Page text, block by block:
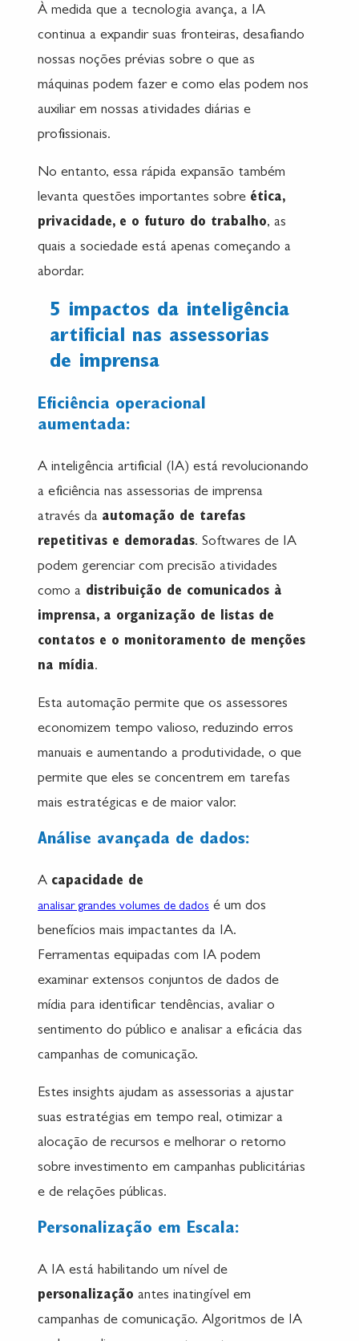
À medida que a tecnologia avança, a IA
continua a expandir suas fronteiras, desafiando
nossas noções prévias sobre o que as
máquinas podem fazer e como elas podem nos
auxiliar em nossas atividades diárias e
profissionais.
No entanto, essa rápida expansão também
levanta questões importantes sobre ética,
privacidade, e o futuro do trabalho, as
quais a sociedade está apenas começando a
abordar.
5 impactos da inteligência
artificial nas assessorias
de imprensa
Eficiência operacional
aumentada:
A inteligência artificial (IA) está revolucionando
a eficiência nas assessorias de imprensa
através da automação de tarefas
repetitivas e demoradas. Softwares de IA
podem gerenciar com precisão atividades
como a distribuição de comunicados à
imprensa, a organização de listas de
contatos e o monitoramento de menções
na mídia.
Esta automação permite que os assessores
economizem tempo valioso, reduzindo erros
manuais e aumentando a produtividade, o que
permite que eles se concentrem em tarefas
mais estratégicas e de maior valor.
Análise avançada de dados:
A capacidade de
analisar grandes volumes de dados é um dos
benefícios mais impactantes da IA.
Ferramentas equipadas com IA podem
examinar extensos conjuntos de dados de
mídia para identificar tendências, avaliar o
sentimento do público e analisar a eficácia das
campanhas de comunicação.
Estes insights ajudam as assessorias a ajustar
suas estratégias em tempo real, otimizar a
alocação de recursos e melhorar o retorno
sobre investimento em campanhas publicitárias
e de relações públicas.
Personalização em Escala:
A IA está habilitando um nível de
personalização antes inatingível em
campanhas de comunicação. Algoritmos de IA